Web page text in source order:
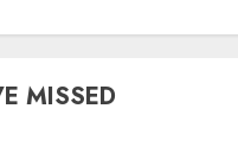
MISSED